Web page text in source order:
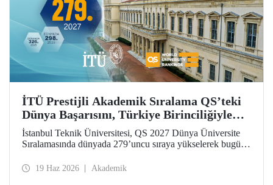
İTÜ Prestijli Akademik Sıralama QS’teki
Dünya Başarısını, Türkiye Birinciliğiyle
Taçlandırdı
İstanbul Teknik Üniversitesi, QS 2027 Dünya Üniversite
Sıralamasında dünyada 279’uncu sıraya yükselerek bugüne
sıralamaya giren 25 üniversite arasında ilk sırada yer aldı.
19 Haz 2026 Akademik